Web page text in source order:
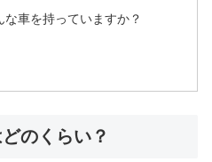
車を持っていますか？
のくらい？